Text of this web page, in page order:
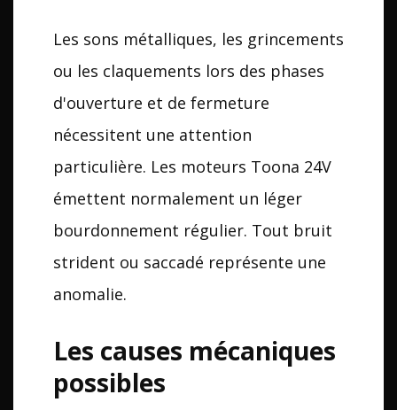
Les sons métalliques, les grincements
ou les claquements lors des phases
d'ouverture et de fermeture
nécessitent une attention
particulière. Les moteurs Toona 24V
émettent normalement un léger
bourdonnement régulier. Tout bruit
strident ou saccadé représente une
anomalie.
Les causes mécaniques
possibles